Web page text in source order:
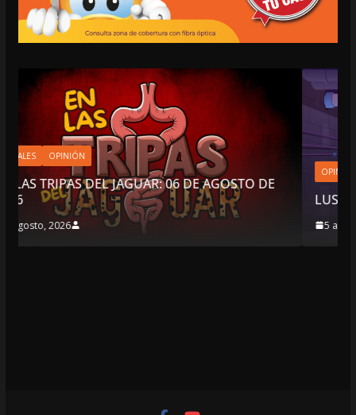
DE AGOSTO DE
OPINIÓN
LUSTRO PERDIDO